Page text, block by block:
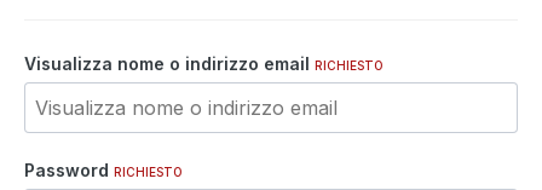
Visualizza nome o indirizzo email RICHIESTO
Password RICHIESTO